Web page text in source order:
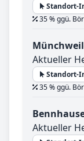
Standort-
35 % ggü.
Aktueller
Standort-
35 % ggü.
Aktueller